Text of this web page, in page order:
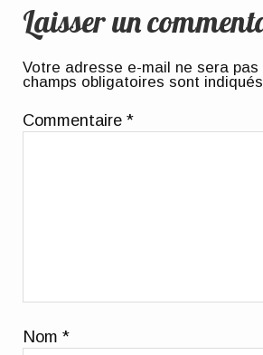
Laisser un
Votre adresse e-mail ne sera pas
champs obligatoires sont
Commentaire*
Nom*